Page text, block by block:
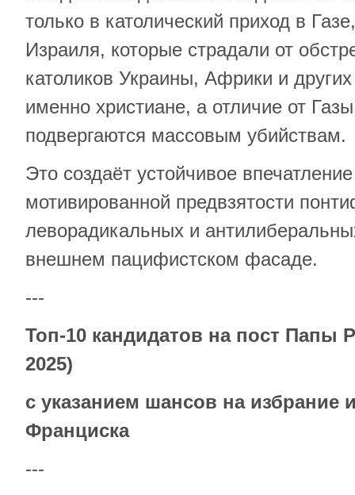
только в католический приход в
Израиля, которые страдали от
католиков Украины, Африки и
именно христиане, а отличие от
подвергаются массовым убийствам.
Это создаёт устойчивое
мотивированной предвзятости
леворадикальных и
внешнем пацифистском фасаде.
---
Топ-10 кандидатов на пост Папы
2025)
с указанием шансов на избрание
Франциска
---